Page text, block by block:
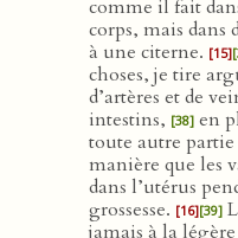
comme il fait
corps, mais dans
à une citerne. [15]
choses, je tire
d’artères et de
intestins, [38] en
toute autre partie
manière que les
dans l’utérus
grossesse. [16][39]
jamais à la